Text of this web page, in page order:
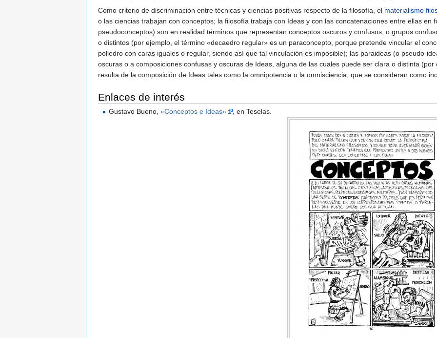
Como criterio de discriminación entre técnicas y ciencias positivas respecto de la filosofía, el materialismo
o las ciencias trabajan con conceptos; la filosofía trabaja con Ideas y con las concatenaciones entre ellas en
pseudoconceptos) son en realidad términos que representan conceptos oscuros y confusos, o grupos
o distintos (por ejemplo, el término «decaedro regular» es un paraconcepto, porque pretende vincular el
poliedro con caras iguales o regular, siendo así que tal vinculación es imposible); las paraideas (o pseudo-
oscuras o a composiciones confusas y oscuras de Ideas, alguna de las cuales puede ser clara o distinta
resulta de la composición de Ideas tales como la omnipotencia o la omnisciencia, que se consideran como
Enlaces de interés
Gustavo Bueno,«Conceptos e Ideas» , en Teselas.